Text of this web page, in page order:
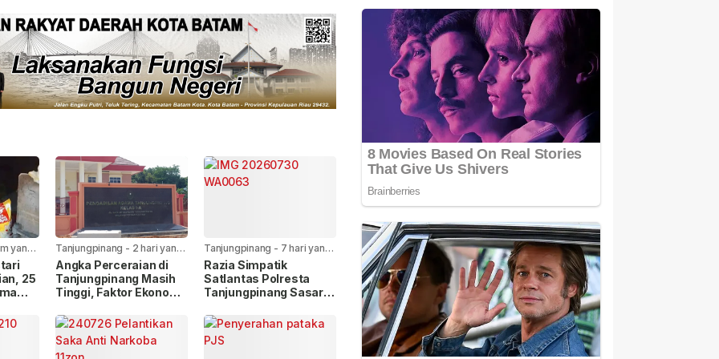
yang
25
Tanjungpinang - 2 hari yang
lalu
Angka Perceraian di
Tanjungpinang Masih
Tinggi, Faktor Ekonomi
Tanjungpinang - 7 hari yang
lalu
Razia Simpatik
Satlantas Polresta
Tanjungpinang Sasar
dan Nopol Bodong